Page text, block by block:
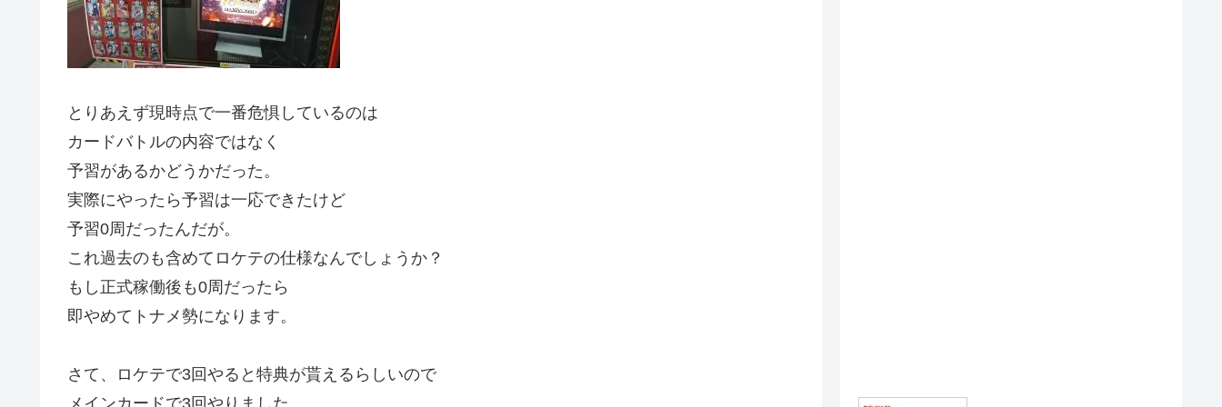
とりあえず現時点で一番危惧しているのは
カードバトルの内容ではなく
予習があるかどうかだった。
実際にやったら予習は一応できたけど
予習0周だったんだが。
これ過去のも含めてロケテの仕様なんでしょうか？
もし正式稼働後も0周だったら
即やめてトナメ勢になります。
さて、ロケテで3回やると特典が貰えるらしいので